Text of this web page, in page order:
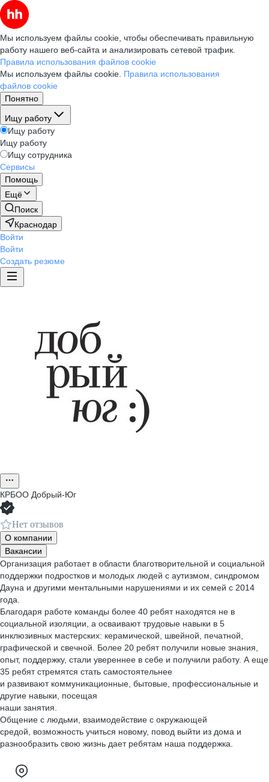
Мы используем файлы cookie, чтобы обеспечивать правильную
работу нашего веб-сайта и анализировать сетевой трафик.
Правила использования файлов cookie
Мы используем файлы cookie. Правила использования
файлов cookie
Понятно
Ищу работу
Ищу работу
Ищу работу
Ищу сотрудника
Сервисы
Помощь
Ещё
Поиск
Краснодар
Войти
Войти
Создать резюме
КРБОО Добрый-Юг
Нет отзывов
О компании
Вакансии
Организация работает в области благотворительной и социальной
поддержки подростков и молодых людей с аутизмом, синдромом
Дауна и другими ментальными нарушениями и их семей с 2014
года.
Благодаря работе команды более 40 ребят находятся не в
социальной изоляции, а осваивают трудовые навыки в 5
инклюзивных мастерских: керамической, швейной, печатной,
графической и свечной. Более 20 ребят получили новые знания,
опыт, поддержку, стали увереннее в себе и получили работу. А еще
35 ребят стремятся стать самостоятельнее
и развивают коммуникационные, бытовые, профессиональные и
другие навыки, посещая
наши занятия.
Общение с людьми, взаимодействие с окружающей
средой, возможность учиться новому, повод выйти из дома и
разнообразить свою жизнь дает ребятам наша поддержка.